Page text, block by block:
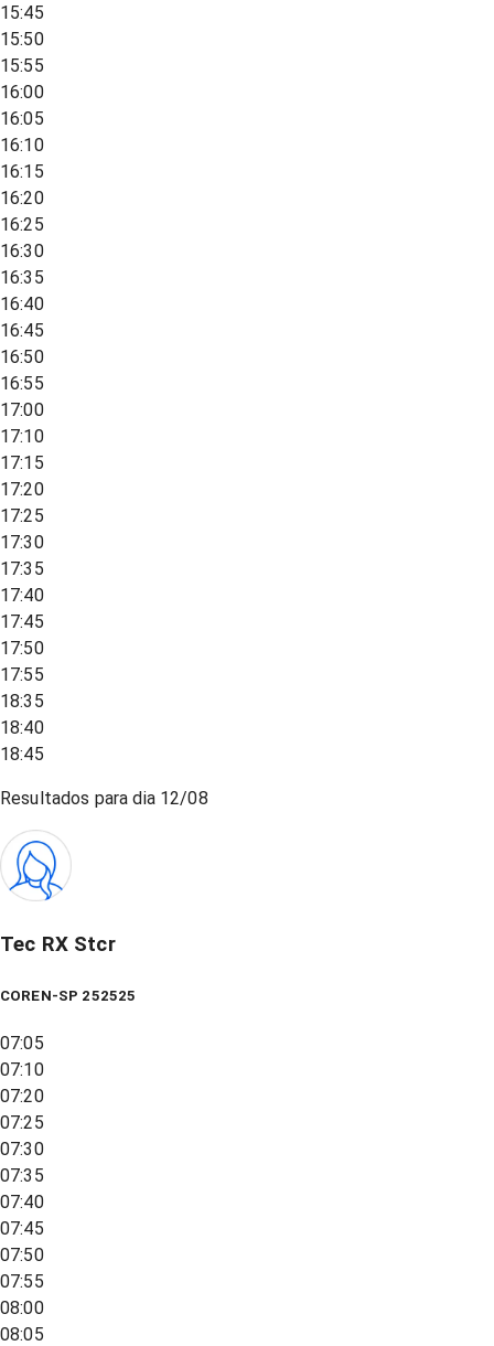
15:45
15:50
15:55
16:00
16:05
16:10
16:15
16:20
16:25
16:30
16:35
16:40
16:45
16:50
16:55
17:00
17:10
17:15
17:20
17:25
17:30
17:35
17:40
17:45
17:50
17:55
18:35
18:40
18:45
Resultados para dia 12/08
Tec RX Stcr
COREN-SP 252525
07:05
07:10
07:20
07:25
07:30
07:35
07:40
07:45
07:50
07:55
08:00
08:05